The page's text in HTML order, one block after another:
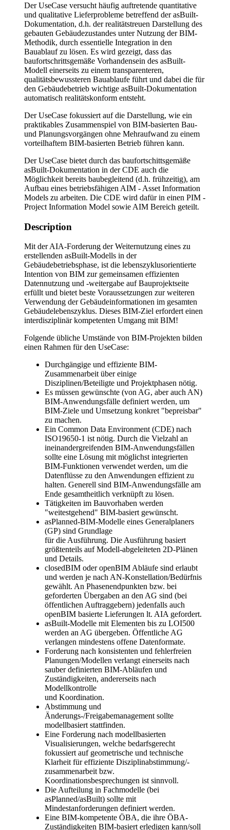
Der UseCase versucht häufig auftretende quantitative
und qualitative Lieferprobleme betreffend der asBuilt-
Dokumentation, d.h. der realitätstreuen Darstellung des
gebauten Gebäudezustandes unter Nutzung der BIM-
Methodik, durch essentielle Integration in den
Bauablauf zu lösen. Es wird gezeigt, dass das
baufortschrittsgemäße Vorhandensein des asBuilt-
Modell einerseits zu einem transparenteren,
qualitätsbewussteren Bauablaufe führt und dabei die für
den Gebäudebetrieb wichtige asBuilt-Dokumentation
automatisch realitätskonform entsteht.
Der UseCase fokussiert auf die Darstellung, wie ein
praktikables Zusammenspiel von BIM-basierten Bau-
und Planungsvorgängen ohne Mehraufwand zu einem
vorteilhaftem BIM-basierten Betrieb führen kann.
Der UseCase bietet durch das baufortschittsgemäße
asBuilt-Dokumentation in der CDE auch die
Möglichkeit bereits baubegleitend (d.h. frühzeitig), am
Aufbau eines betriebsfähigen AIM - Asset Information
Models zu arbeiten. Die CDE wird dafür in einen PIM -
Project Information Model sowie AIM Bereich geteilt.
Description
Mit der AIA-Forderung der Weiternutzung eines zu
erstellenden asBuilt-Modells in der
Gebäudebetriebsphase, ist die lebenszyklusorientierte
Intention von BIM zur gemeinsamen effizienten
Datennutzung und -weitergabe auf Bauprojektseite
erfüllt und bietet beste Voraussetzungen zur weiteren
Verwendung der Gebäudeinformationen im gesamten
Gebäudelebenszyklus. Dieses BIM-Ziel erfordert einen
interdisziplinär kompetenten Umgang mit BIM!
Folgende übliche Umstände von BIM-Projekten bilden
einen Rahmen für den UseCase:
Durchgängige und effiziente BIM-
Zusammenarbeit über einige
Disziplinen/Beteiligte und Projektphasen nötig.
Es müssen gewünschte (von AG, aber auch AN)
BIM-Anwendungsfälle definiert werden, um
BIM-Ziele und Umsetzung konkret "bepreisbar"
zu machen.
Ein Common Data Environment (CDE) nach
ISO19650-1 ist nötig. Durch die Vielzahl an
ineinandergreifenden BIM-Anwendungsfällen
sollte eine Lösung mit möglichst integrierten
BIM-Funktionen verwendet werden, um die
Datenflüsse zu den Anwendungen effizient zu
halten. Generell sind BIM-Anwendungsfälle am
Ende gesamtheitlich verknüpft zu lösen.
Tätigkeiten im Bauvorhaben werden
"weitestgehend" BIM-basiert gewünscht.
asPlanned-BIM-Modelle eines Generalplaners
(GP) sind Grundlage
für die Ausführung. Die Ausführung basiert
größtenteils auf Modell-abgeleiteten 2D-Plänen
und Details.
closedBIM oder openBIM Abläufe sind erlaubt
und werden je nach AN-Konstellation/Bedürfnis
gewählt. An Phasenendpunkten bzw. bei
geforderten Übergaben an den AG sind (bei
öffentlichen Auftraggebern) jedenfalls auch
openBIM basierte Lieferungen lt. AIA gefordert.
asBuilt-Modelle mit Elementen bis zu LOI500
werden an AG übergeben. Öffentliche AG
verlangen mindestens offene Datenformate.
Forderung nach konsistenten und fehlerfreien
Planungen/Modellen verlangt einerseits nach
sauber definierten BIM-Abläufen und
Zuständigkeiten, andererseits nach
Modellkontrolle
und Koordination.
Abstimmung und
Änderungs-/Freigabemanagement sollte
modellbasiert stattfinden.
Eine Forderung nach modellbasierten
Visualisierungen, welche bedarfsgerecht
fokussiert auf geometrische und technische
Klarheit für effiziente Disziplinabstimmung/-
zusammenarbeit bzw.
Koordinationsbesprechungen ist sinnvoll.
Die Aufteilung in Fachmodelle (bei
asPlanned/asBuilt) sollte mit
Mindestanforderungen definiert werden.
Eine BIM-kompetente ÖBA, die ihre ÖBA-
Zuständigkeiten BIM-basiert erledigen kann/soll